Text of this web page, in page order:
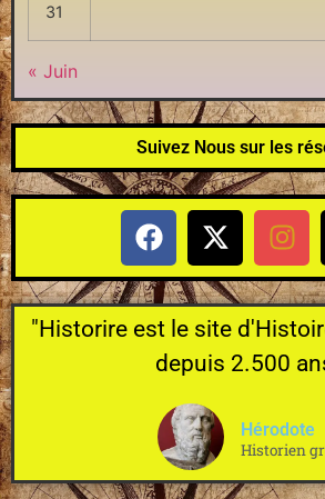
31
« Juin
Suivez Nous sur les
"Historire est le site
depuis 2.500
Hérodote
Historien